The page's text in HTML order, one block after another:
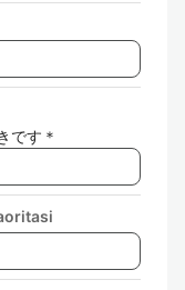
です＊